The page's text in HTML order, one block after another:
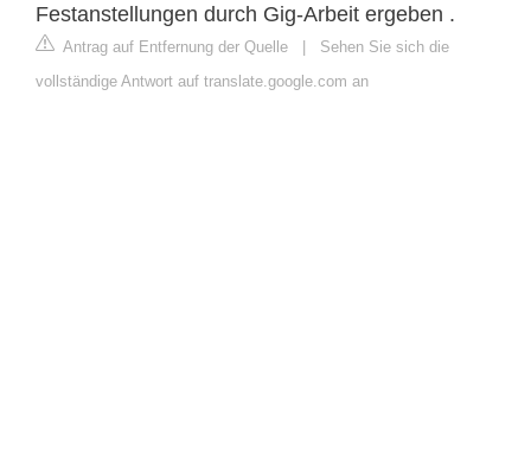
Festanstellungen durch Gig-Arbeit ergeben .
Antrag auf Entfernung der Quelle | Sehen Sie sich die
vollständige Antwort auf translate.google.com an